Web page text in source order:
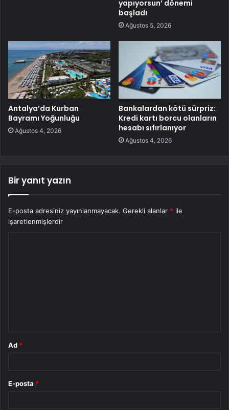
yapıyorsun’ dönemi
başladı
Ağustos 5, 2026
Antalya’da Kurban
Bayramı Yoğunluğu
Ağustos 4, 2026
Bankalardan kötü sürpriz:
Kredi kartı borcu olanların
hesabı sıfırlanıyor
Ağustos 4, 2026
Bir yanıt yazın
E-posta adresiniz yayınlanmayacak. Gerekli alanlar * ile
işaretlenmişlerdir
Ad *
E-posta *